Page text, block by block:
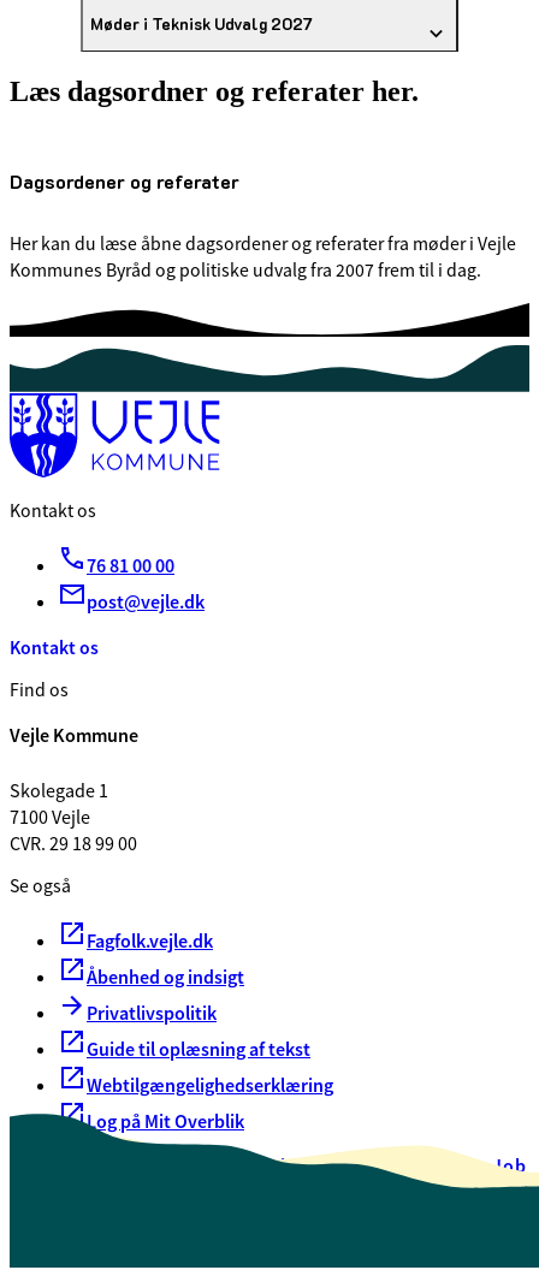
Møder i Teknisk Udvalg 2027
Læs dagsordner og referater her.
Dagsordener og referater
Her kan du læse åbne dagsordener og referater fra møder i Vejle
Kommunes Byråd og politiske udvalg fra 2007 frem til i dag.
Kontakt os
76 81 00 00
post@vejle.dk
Kontakt os
Find os
Vejle Kommune
Skolegade 1
7100 Vejle
CVR. 29 18 99 00
Se også
Fagfolk.vejle.dk
Åbenhed og indsigt
Privatlivspolitik
Guide til oplæsning af tekst
Webtilgængelighedserklæring
Log på Mit Overblik
Oversigt over selvbetjeningJob